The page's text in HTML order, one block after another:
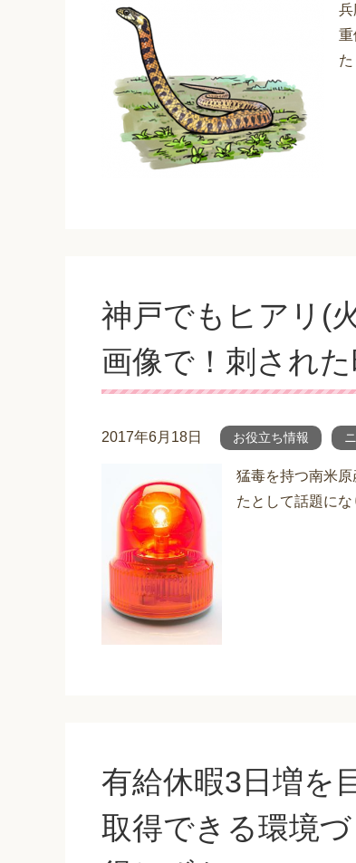
兵
重
た
神戸でもヒアリ(
画像で！刺され
2017年6月18日 お役立ち情報
猛毒を持つ南米
たとして話題に
有給休暇3日増を
取得できる環境